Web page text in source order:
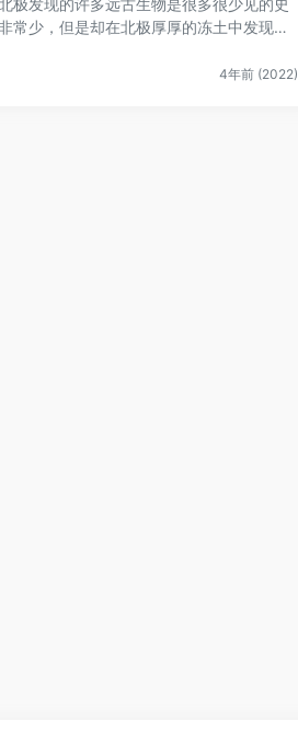
极发现的许多远古生物是很多很少见的史
常少，但是却在北极厚厚的冻土中发现了
4年前 (2022)